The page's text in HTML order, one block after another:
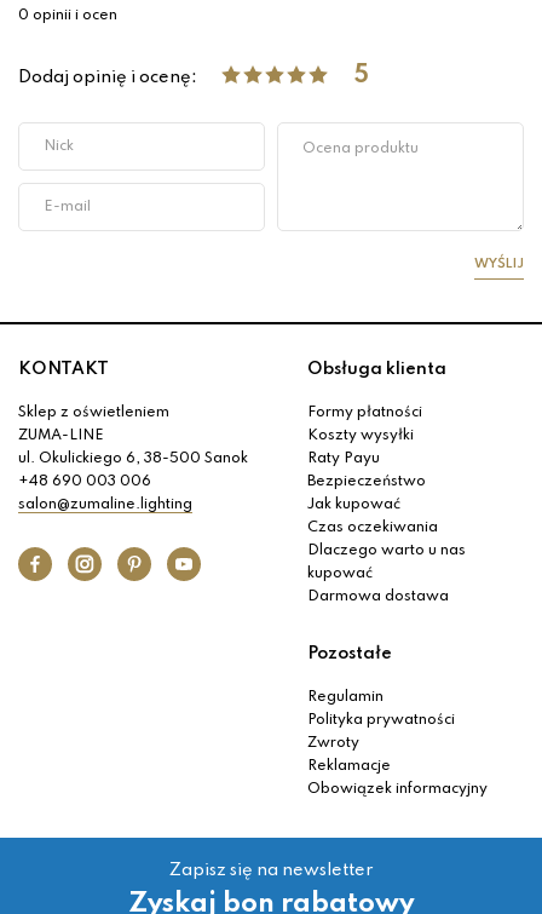
0 opinii i ocen
Dodaj opinię i ocenę: 5
WYŚLIJ
KONTAKT
Sklep z oświetleniem
ZUMA-LINE
ul. Okulickiego 6, 38-500 Sanok
+48 690 003 006
salon@zumaline.lighting
Obsługa klienta
Formy płatności
Koszty wysyłki
Raty Payu
Bezpieczeństwo
Jak kupować
Czas oczekiwania
Dlaczego warto u nas
kupować
Darmowa dostawa
Pozostałe
Regulamin
Polityka prywatności
Zwroty
Reklamacje
Obowiązek informacyjny
Zapisz się na newsletter
Zyskaj bon rabatowy